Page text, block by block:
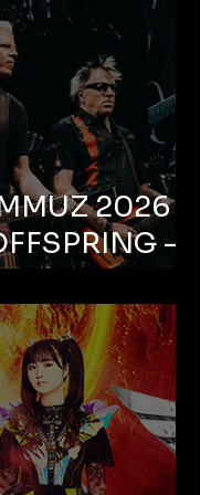
2026 –
–
Life Park